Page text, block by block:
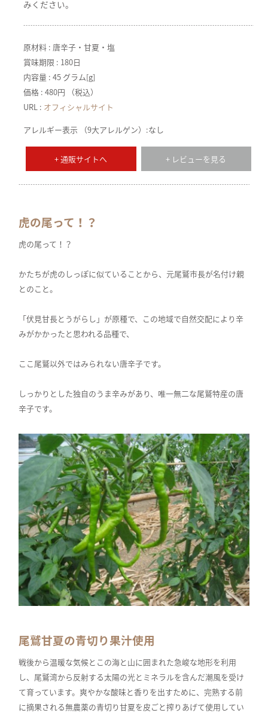
みください。
原材料 : 唐辛子・甘夏・塩
賞味期限 : 180日
内容量 : 45 グラム[g]
価格 : 480円 （税込）
URL : オフィシャルサイト
アレルギー表示 （9大アレルゲン）:なし
+ 通販サイトへ + レビューを見る
虎の尾って！？
虎の尾って！？
かたちが虎のしっぽに似ていることから、元尾鷲市長が名付け親
とのこと。
「伏見甘長とうがらし」が原種で、この地域で自然交配により辛
みがかかったと思われる品種で、
ここ尾鷲以外ではみられない唐辛子です。
しっかりとした独自のうま辛みがあり、唯一無二な尾鷲特産の唐
辛子です。
尾鷲甘夏の青切り果汁使用
戦後から温暖な気候とこの海と山に囲まれた急峻な地形を利用
し、尾鷲湾から反射する太陽の光とミネラルを含んだ潮風を受け
て育っています。爽やかな酸味と香りを出すために、完熟する前
に摘果される無農薬の青切り甘夏を皮ごと搾りあげて使用してい